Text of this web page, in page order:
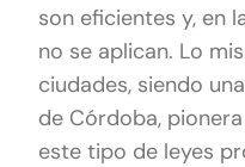
son eficientes y, en
no se aplican. Lo
ciudades, siendo
de Córdoba,
este tipo de leyes